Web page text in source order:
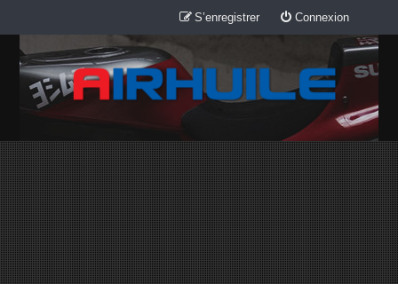
Connexion
S’enregistrer